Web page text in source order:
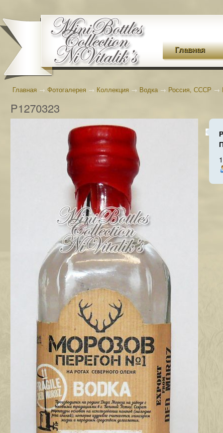
Главная
Главная → Фотогалерея → Коллекция → Водка→ Россия, СССР →
P1270323